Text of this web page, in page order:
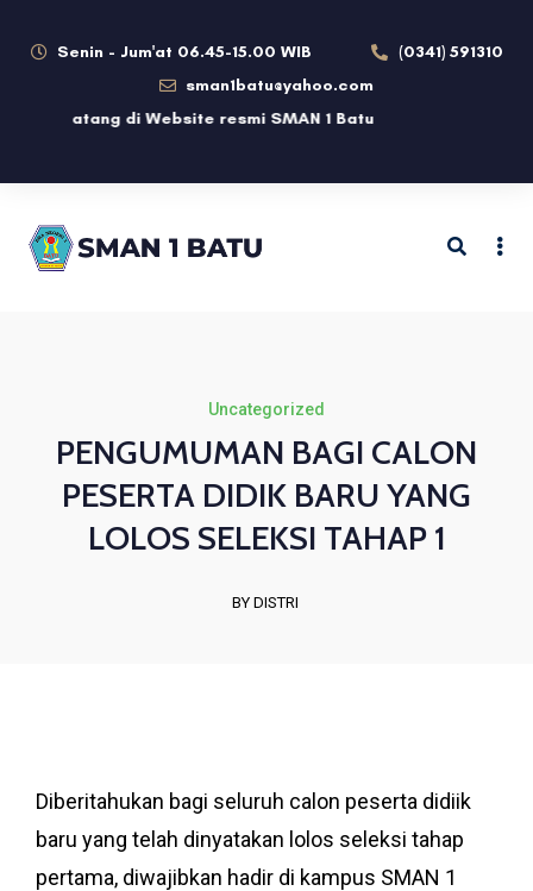
Senin - Jum'at 06.45-15.00 WIB
(0341) 591310
sman1batu@yahoo.com
datang di Website resmi SMAN 1 Batu
Uncategorized
PENGUMUMAN BAGI CALON
PESERTA DIDIK BARU YANG
LOLOS SELEKSI TAHAP 1
BY DISTRI
Diberitahukan bagi seluruh calon peserta didiik
baru yang telah dinyatakan lolos seleksi tahap
pertama, diwajibkan hadir di kampus SMAN 1